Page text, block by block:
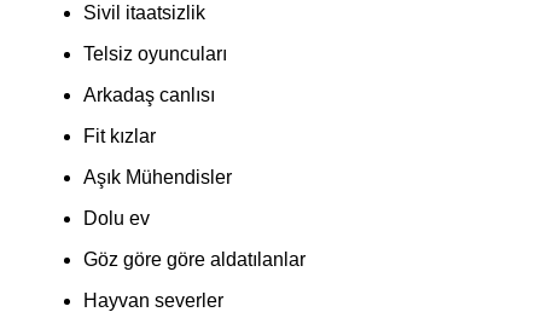
Sivil itaatsizlik
Telsiz oyuncuları
Arkadaş canlısı
Fit kızlar
Aşık Mühendisler
Dolu ev
Göz göre göre aldatılanlar
Hayvan severler